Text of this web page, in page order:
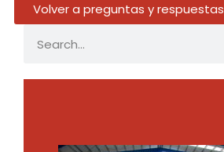
Volver a preguntas y respuestas